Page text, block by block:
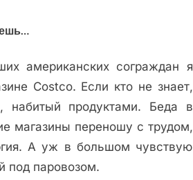
американских сограждан я
Costco. Если кто не знает,
набитый продуктами. Беда в
магазины переношу с трудом,
А уж в большом чувствую
под паровозом.